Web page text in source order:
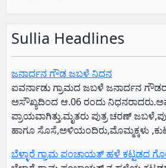
Sullia Headlines
ಜನಾರ್ಧನ ಗೌಡ ಜಬಳೆ ನಿಧನ
ಐವರ್ನಾಡು ಗ್ರಾಮದ ಜಬಳೆ ಜನಾರ್ದನ
ಅಸೌಖ್ಯದಿಂದ ಆ.06 ರಂದು
ಪ್ರಾಯವಾಗಿತ್ತು.ಮೃತರು ಪುತ್ರ ಚರಣ್
ಹಾಗೂ ಸೊಸೆ,ಅಳಿಯಂದಿರು,ಮೊಮ್ಮಕ್ಕಳು
ಬೆಳ್ಳಾರೆ ಗ್ರಾಮ ಪಂಚಾಯತ್ ಹಳೆ ಕಟ್ಟಡದ